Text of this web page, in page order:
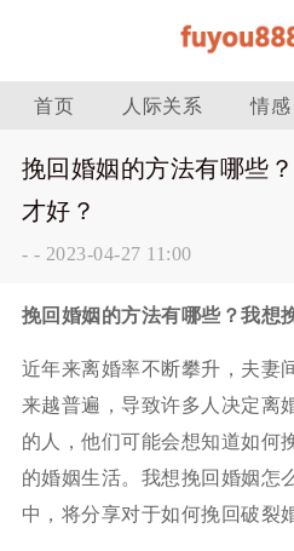
首页 人际关系 情感
挽回婚姻的方法有哪些
才好？
- - 2023-04-27 11:00
挽回婚姻的方法有哪些？我想
近年来离婚率不断攀升，夫妻
来越普遍，导致许多人决定离
的人，他们可能会想知道如何
的婚姻生活。我想挽回婚姻怎
中，将分享对于如何挽回破裂